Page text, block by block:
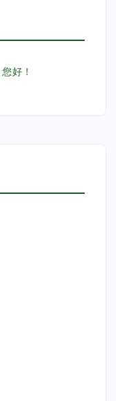
好！